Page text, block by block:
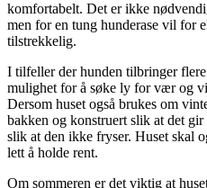
komfortabelt. Det er ikke
men for en tung hunderase vil for
tilstrekkelig.
I tilfeller der hunden tilbringer
mulighet for å søke ly for vær og
Dersom huset også brukes om
bakken og konstruert slik at det
slik at den ikke fryser. Huset skal
lett å holde rent.
Om sommeren er det viktig at